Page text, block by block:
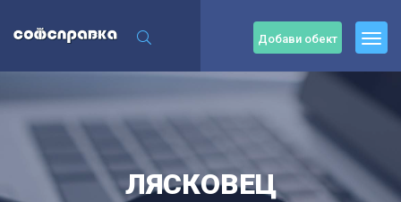
Добави обект
ЛЯСКОВЕЦ